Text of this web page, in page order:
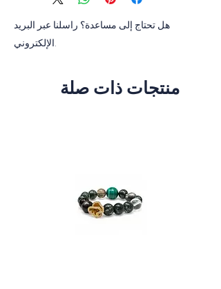
هل تحتاج إلى مساعدة؟ راسلنا عبر البريد
منتجات ذات صلة